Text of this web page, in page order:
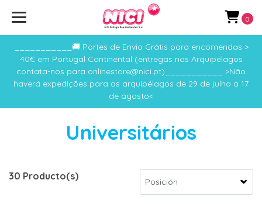
___________🚚 Portes de Envio Grátis para encomendas >
40€ em Portugal Continental (entregas nos Arquipélagos
contata-nos para onlinestore@nici.pt)___________ >Não
haverá expedições para os arquipélagos de 29 de julho a 17
de agosto<
0
Universitários
30 Producto(s)